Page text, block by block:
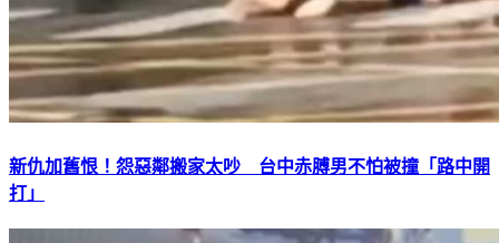
新仇加舊恨！怨惡鄰搬家太吵 台中赤膊男不怕被撞「路中開
打」